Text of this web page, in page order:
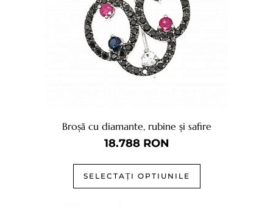
Broșă cu diamante, rubine și safire
18.788RON
SELECTAȚI OPTIUNILE